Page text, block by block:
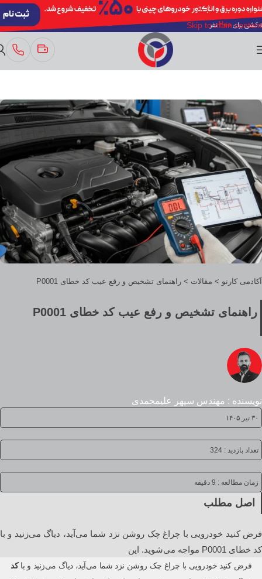
Skip to navigation
Skip to main content
آکادمی کارنو > مقالات > راهنمای تشخیص و رفع عیب کد خطای P0001
راهنمای تشخیص و رفع عیب کد خطای P0001
نویسنده : مهندس سپهر علیمحمدی
۳۰ تیر ۱۴۰۵
تعداد بازدید : 324
زمان مطالعه : 9 دقیقه
اصل مطلب
فرض کنید خودرویی با چراغ چک روشن نزد شما می‌آید، دیاگ می‌زنید و با
کد خطای P0001 مواجه می‌شوید. این
فرض کنید خودرویی با چراغ چک روشن نزد شما می‌آید، دیاگ می‌زنید و باکد